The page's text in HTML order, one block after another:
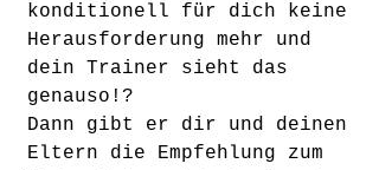
konditionell für dich keine
Herausforderung mehr und
dein Trainer sieht das
genauso!?
Dann gibt er dir und deinen
Eltern die Empfehlung zum